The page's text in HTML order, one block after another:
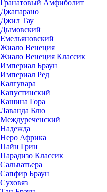
Гранатовый Амфиболит
Джапарано
Джил Тау
Дымовский
Емельяновский
Жиало Венеция
Жиало Венеция Классик
Империал Браун
Империал Ред
Калгувара
Капустинский
Кашина Гора
Лаванда Блю
Междуреченский
Надежда
Неро Африка
Пайн Грин
Парадизо Классик
Сальватьера
Сапфир Браун
Суховяз